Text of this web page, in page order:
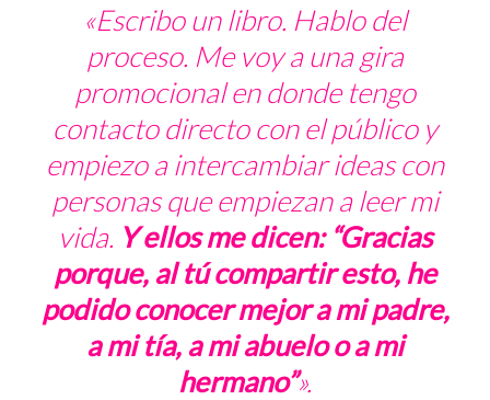
«Escribo un libro. Hablo del
proceso. Me voy a una gira
promocional en donde tengo
contacto directo con el público y
empiezo a intercambiar ideas con
personas que empiezan a leer mi
vida. Y ellos me dicen: “Gracias
porque, al tú compartir esto, he
podido conocer mejor a mi padre,
a mi tía, a mi abuelo o a mi
hermano”».